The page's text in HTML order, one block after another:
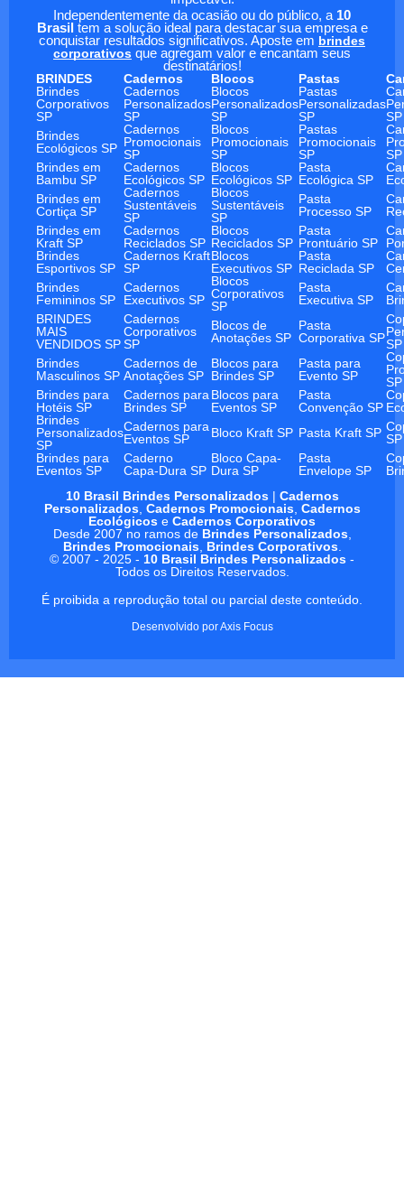
Independentemente da ocasião ou do público, a 10
Brasil tem a solução ideal para destacar sua empresa e
conquistar resultados significativos. Aposte em brindes
corporativos que agregam valor e encantam seus
destinatários!
BRINDES
Cadernos Blocos Pastas
Brindes
Corporativos
SP
Cadernos
Personalizados
SP
Blocos
Personalizados
SP
Pastas
Personalizadas
SP
SP
Brindes
Ecológicos SP
Cadernos
Promocionais
SP
Blocos
Promocionais
SP
Pastas
Promocionais
SP
SP
Brindes em
Bambu SP
Cadernos
Ecológicos SP
Blocos
Ecológicos SP
Pasta
Ecológica SP
Brindes em
Cortiça SP
Cadernos
Sustentáveis
SP
Blocos
Sustentáveis
SP
Pasta
Processo SP
Brindes em
Kraft SP
Cadernos
Reciclados SP
Blocos
Reciclados SP
Pasta
Prontuário SP
Brindes
Esportivos SP
Cadernos Kraft
SP
Blocos
Executivos SP
Pasta
Reciclada SP
Brindes
Femininos SP
Cadernos
Executivos SP
Blocos
Corporativos
SP
Pasta
Executiva SP
BRINDES
MAIS
VENDIDOS SP
Cadernos
Corporativos
SP
Blocos de
Anotações SP
Pasta
Corporativa SPSP
Brindes
Masculinos SP
Cadernos de
Anotações SP
Blocos para
Brindes SP
Pasta para
Evento SP
SP
Brindes para
Hotéis SP
Cadernos para
Brindes SP
Blocos para
Eventos SP
Pasta
Convenção SP
Brindes
Personalizados
SP
Cadernos para
Eventos SP
Bloco Kraft SP Pasta Kraft SP SP
Brindes para
Eventos SP
Caderno
Capa-Dura SP
Bloco Capa-
Dura SP
Pasta
Envelope SP
10 Brasil Brindes Personalizados| Cadernos
Personalizados, Cadernos Promocionais, Cadernos
Ecológicos e Cadernos Corporativos
Desde 2007 no ramos de Brindes Personalizados,
Brindes Promocionais, Brindes Corporativos.
© 2007 - 2025 - 10 Brasil Brindes Personalizados -
Todos os Direitos Reservados.
É proibida a reprodução total ou parcial deste conteúdo.
Desenvolvido porAxis Focus